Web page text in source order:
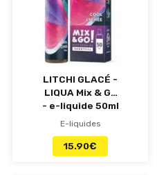
LITCHI GLACÉ -
LIQUA Mix & Go
- e-liquide 50ml
E-liquides
15.90€